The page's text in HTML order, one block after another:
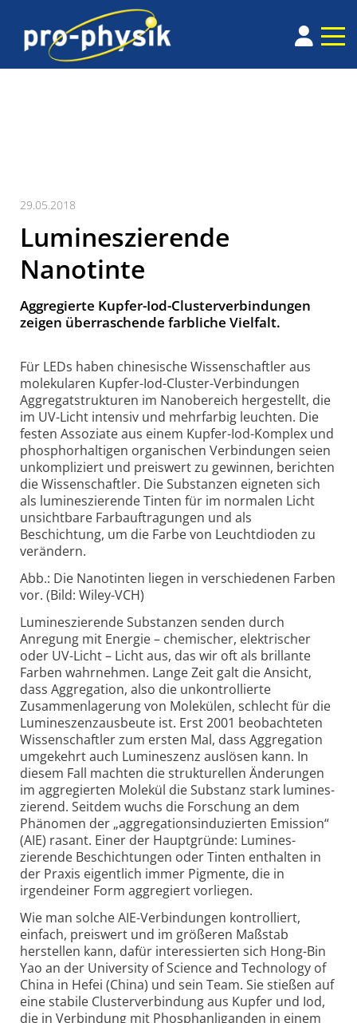
29.05.2018
Lumineszierende
Nanotinte
Aggregierte Kupfer-Iod-Clusterverbindungen
zeigen überraschende farbliche Vielfalt.
Für LEDs haben chinesische Wissenschaftler aus
molekularen Kupfer-Iod-Cluster-Verbindungen
Aggregat­strukturen im Nano­bereich hergestellt, die
im UV-Licht intensiv und mehr­farbig leuchten. Die
festen Assoziate aus einem Kupfer-Iod-Komplex und
phosphor­haltigen organischen Verbindungen seien
unkompliziert und preis­wert zu gewinnen, berichten
die Wissen­schaftler. Die Substanzen eigneten sich
als lumines­zierende Tinten für im normalen Licht
unsicht­bare Farb­auftragungen und als
Beschichtung, um die Farbe von Leuchtdioden zu
verändern.
Abb.: Die Nanotinten liegen in verschiedenen Farben
vor. (Bild: Wiley-VCH)
Lumineszierende Substanzen senden durch
Anregung mit Energie – chemischer, elektrischer
oder UV-Licht – Licht aus, das wir oft als brillante
Farben wahr­nehmen. Lange Zeit galt die Ansicht,
dass Aggregation, also die unkontrollierte
Zusammen­lagerung von Molekülen, schlecht für die
Lumineszenz­ausbeute ist. Erst 2001 beobachteten
Wissen­schaftler zum ersten Mal, dass Aggregation
umgekehrt auch Lumineszenz auslösen kann. In
diesem Fall machten die strukturellen Änderungen
im aggregierten Molekül die Substanz stark lumines­
zierend. Seitdem wuchs die Forschung an dem
Phänomen der „aggregations­induzierten Emission“
(AIE) rasant. Einer der Haupt­gründe: Lumines­
zierende Beschichtungen oder Tinten enthalten in
der Praxis eigentlich immer Pigmente, die in
irgendeiner Form aggregiert vorliegen.
Wie man solche AIE-Verbindungen kontrolliert,
einfach, preis­wert und im größeren Maß­stab
herstellen kann, dafür interessierten sich Hong-Bin
Yao an der University of Science and Technology of
China in Hefei (China) und sein Team. Sie stießen auf
eine stabile Cluster­verbindung aus Kupfer und Iod,
die in Verbindung mit Phosphan­liganden in einem